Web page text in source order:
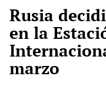
Rusia
en la
marzo